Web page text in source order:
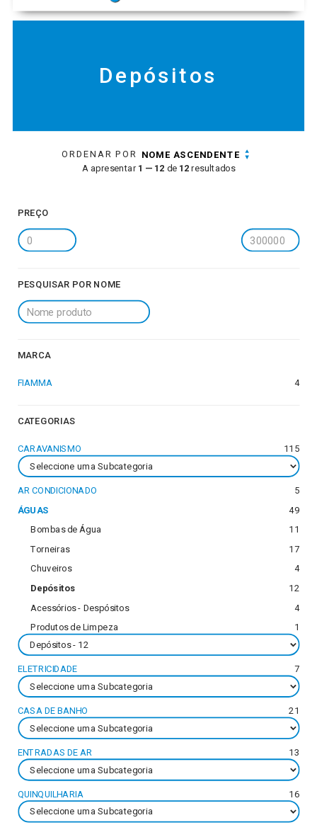
Depósitos
ORDENAR POR
NOME ASCENDENTE
A apresentar 1 — 12 de 12 resultados
PREÇO
PESQUISAR POR NOME
MARCA
FIAMMA 4
CATEGORIAS
CARAVANISMO 115
AR CONDICIONADO
5
ÁGUAS
49
Bombas de Água 11
Torneiras 17
Chuveiros 4
Depósitos
12
Acessórios - Despósitos
4
Produtos de Limpeza 1
ELETRICIDADE 7
CASA DE BANHO 21
ENTRADAS DE AR 13
QUINQUILHARIA 16